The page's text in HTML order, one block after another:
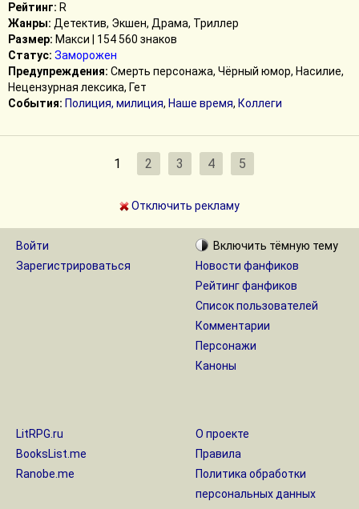
Рейтинг: R
Жанры: Детектив, Экшен, Драма, Триллер
Размер: Макси | 154 560 знаков
Статус: Заморожен
Предупреждения: Смерть персонажа, Чёрный юмор, Насилие,
Нецензурная лексика, Гет
События: Полиция, милиция, Наше время, Коллеги
1 2 3 4 5
Отключить рекламу
Войти
Зарегистрироваться
Включить тёмную тему
Новости фанфиков
Рейтинг фанфиков
Список пользователей
Комментарии
Персонажи
Каноны
LitRPG.ru
BooksList.me
Ranobe.me
О проекте
Правила
Политика обработки
персональных данных